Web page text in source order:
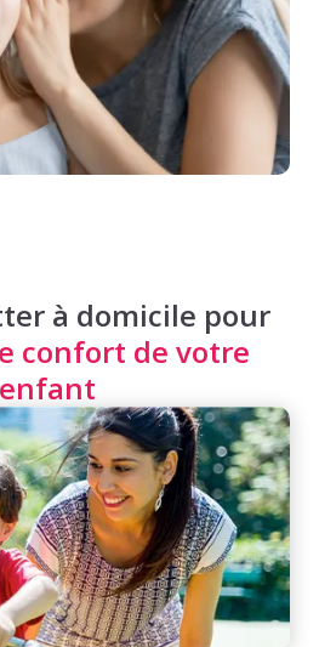
à domicile pour
confort de votre
enfant